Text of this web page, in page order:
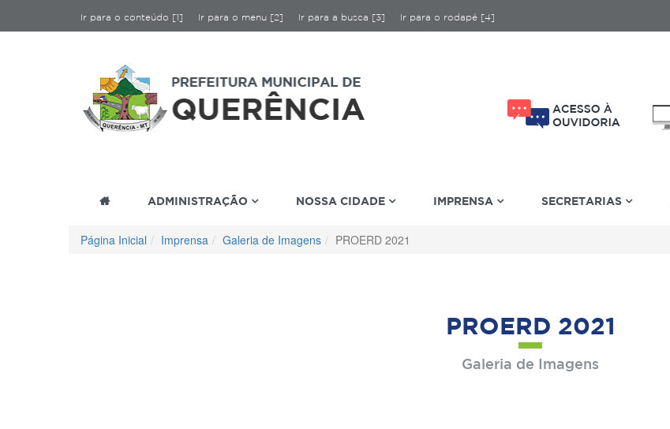
Ir para o conteúdo [1] Ir para o menu [2] Ir para a busca [3] Ir para o rodapé [4]
ADMINISTRAÇÃO NOSSA CIDADE IMPRENSA SECRETARIAS
Página Inicial Imprensa Galeria de Imagens PROERD 2021
PROERD 2021
Galeria de Imagens